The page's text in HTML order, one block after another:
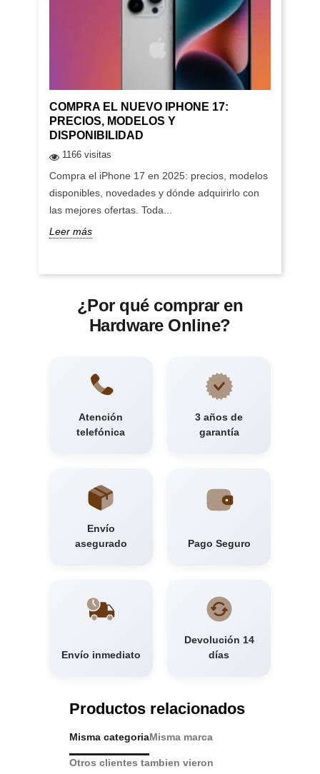
COMPRA EL NUEVO IPHONE 17:
PRECIOS, MODELOS Y
DISPONIBILIDAD
1166 visitas
Compra el iPhone 17 en 2025: precios, modelos
disponibles, novedades y dónde adquirirlo con
las mejores ofertas. Toda...
Leer más
¿Por qué comprar en
Hardware Online?
Atención
telefónica
3 años de
garantía
Envío
asegurado
Pago Seguro
Envío inmediato
Devolución 14
días
Productos relacionados
Misma categoriaMisma marca
Otros clientes tambien vieron